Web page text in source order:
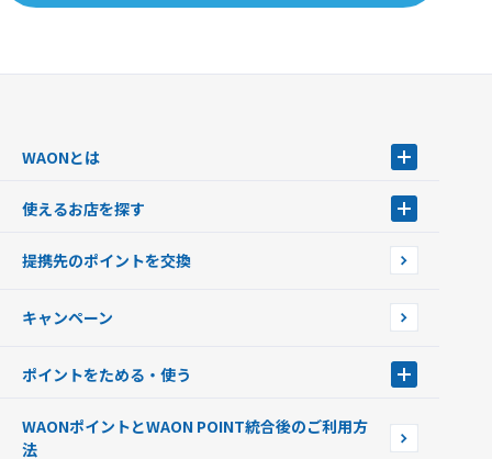
WAONとは
WAONを申込む
インターネット上でのお買い物について（ネット決済）
使えるお店を探す
店舗検索
イオン銀行ATM設置場所
提携先のポイントを交換
キャンペーン
ポイントをためる・使う
ポイントの有効期限について
WAONポイントとWAON POINT統合後のご利用方
法